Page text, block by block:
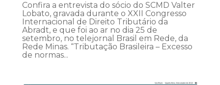
Confira a entrevista do sócio do SCMD Valter
Lobato, gravada durante o XXII Congresso
Internacional de Direito Tributário da
Abradt, e que foi ao ar no dia 25 de
setembro, no telejornal Brasil em Rede, da
Rede Minas. “Tributação Brasileira – Excesso
de normas...